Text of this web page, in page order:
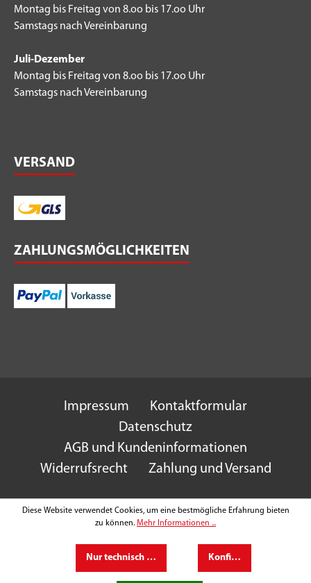
Montag bis Freitag von 8.oo bis 17.oo Uhr
Samstags nach Vereinbarung
Juli-Dezember
Montag bis Freitag von 8.oo bis 17.oo Uhr
Samstags nach Vereinbarung
VERSAND
ZAHLUNGSMÖGLICHKEITEN
Impressum
Kontaktformular
Datenschutz
AGB und Kundeninformationen
Widerrufsrecht
Zahlung und Versand
Diese Website verwendet Cookies, um eine bestmögliche Erfahrung bieten
zu können. Mehr Informationen ...
Nur technisch notwendige Konfigurieren